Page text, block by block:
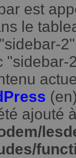
est
le
"sidebar-
ajouté